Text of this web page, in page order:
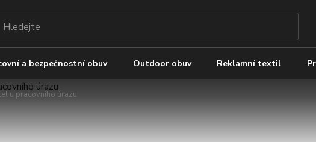
a bezpečnostní obuv Outdoor obuv Reklamní textil
u pracovního úrazu